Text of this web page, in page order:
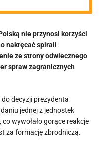
nie przynosi korzyści
nakręcać spirali
ze strony odwiecznego
spraw zagranicznych
do decyzji prezydenta
jednej z jednostek
wywołało gorące reakcje
za formację zbrodniczą.